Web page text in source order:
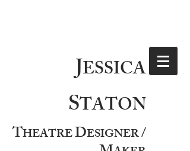
JESSICA
STATON
THEATREDESIGNER/